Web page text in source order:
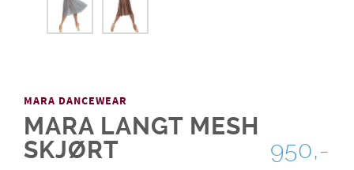
MARA DANCEWEAR
MARA LANGT MESH
SKJØRT
950,-